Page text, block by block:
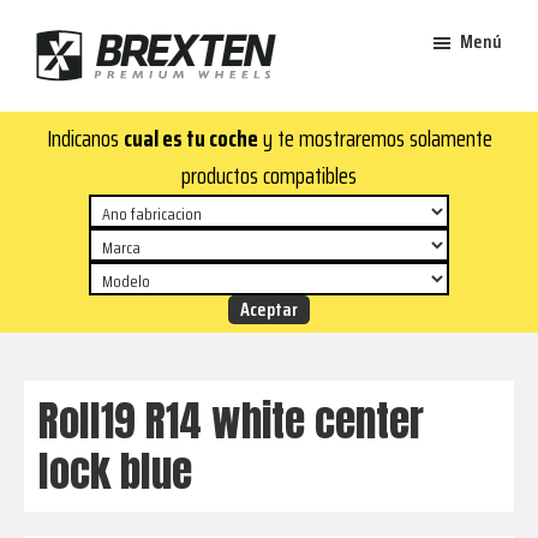
contenido
principal
de
página
Brexten
aluminio
premium
¡En
Brexten.com
encontrarás
aluminio
top!
y
estilo
para
Menú
Indicanos cual es tu cochey te mostraremos solamente
productos compatibles
Roll19 R14 white center
lock blue